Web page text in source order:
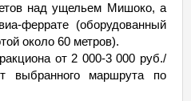
над ущельем Мишоко, а
феррате (оборудованный
около 60 метров).
от 2 000-3 000 руб./
выбранного маршрута по